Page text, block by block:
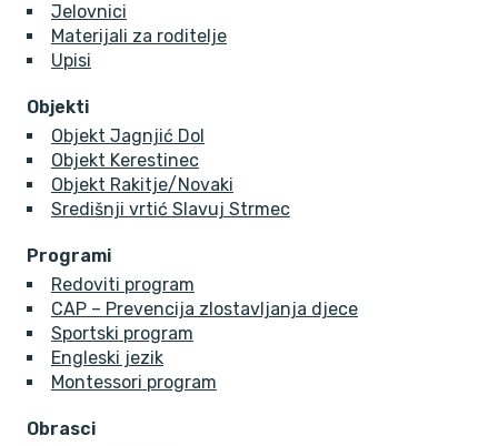
Jelovnici
Materijali za roditelje
Upisi
Objekti
Objekt Jagnjić Dol
Objekt Kerestinec
Objekt Rakitje/Novaki
Središnji vrtić Slavuj Strmec
Programi
Redoviti program
CAP – Prevencija zlostavljanja djece
Sportski program
Engleski jezik
Montessori program
Obrasci